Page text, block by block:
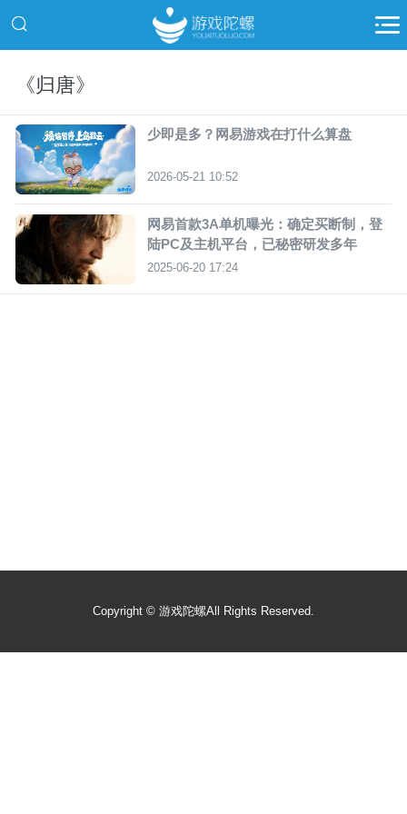
《归唐》
少即是多？网易游戏在打什么算盘
2026-05-21 10:52
网易首款3A单机曝光：确定买断制，登
陆PC及主机平台，已秘密研发多年
2025-06-20 17:24
Copyright © 游戏陀螺All Rights Reserved.